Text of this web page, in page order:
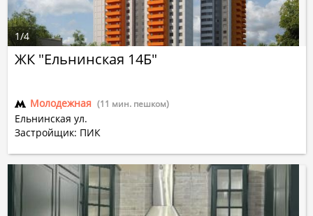
ЖК "Ельнинская 14Б"
Молодежная (11 мин. пешком)
Ельнинская ул.
Застройщик: ПИК
1/4